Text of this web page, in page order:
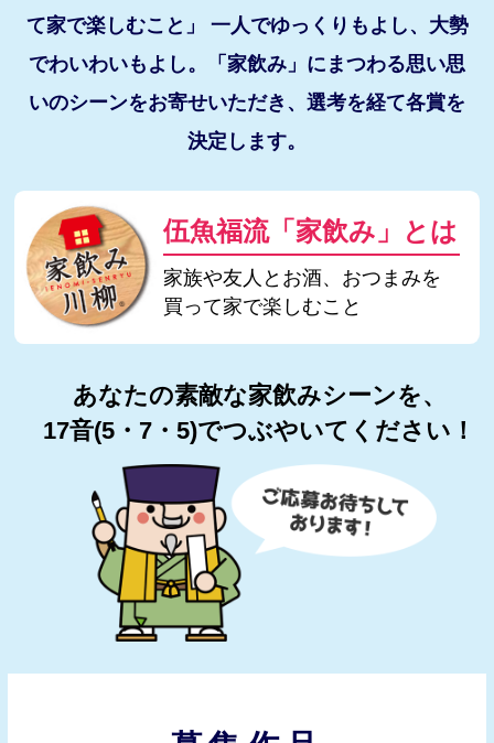
て家で楽しむこと」 一人でゆっくりもよし、大勢
でわいわいもよし。「家飲み」にまつわる思い思
いのシーンをお寄せいただき、選考を経て各賞を
決定します。
伍魚福流「家飲み」とは
家族や友人とお酒、おつまみを
買って家で楽しむこと
あなたの素敵な家飲みシーンを、
17音(5・7・5)でつぶやいてください！